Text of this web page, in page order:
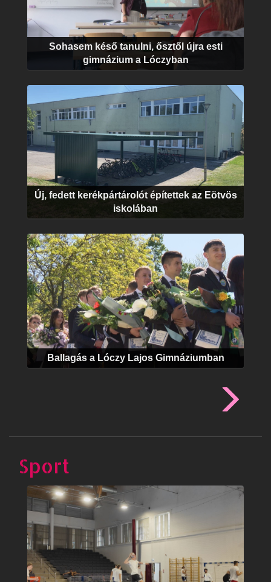
Sohasem késő tanulni, ősztől újra esti
gimnázium a Lóczyban
Új, fedett kerékpártárolót építettek az Eötvös
iskolában
Ballagás a Lóczy Lajos Gimnáziumban
Sport